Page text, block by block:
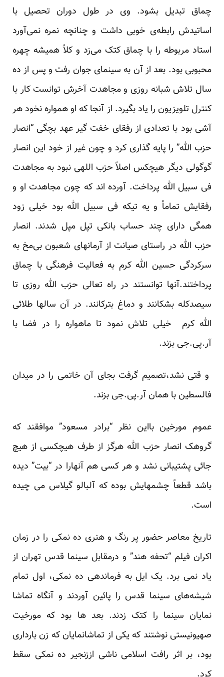
چماق تبدیل بشود. وی در طول دوران تحصیل با
اساتیدش رابطه‌ی خوبی داشت و چنانچه نمره نمی‌آورد
استاد مربوطه را با چماق کتک می‌زد و کلاً همیشه چهره
محبوبی بود. بعد از آن به سینمای جوان رفت و پس از ده
سال تلاش شبانه روزی و مجاهدت آخرش توانست کار با
کنترل تلویزیون را یاد بگیرد. از آنجا که او همواره نخود هر
آشی بود با تعدادی از رفقای خفت گیر عهد بچگی “انصار
حزب الله” را پایه گذاری کرد و چون غیر از خود این انصار
گوگولی دیگر هیچکس اصلاً حزب اللهی نبود به مجاهدت
فی سبیل الله پرداخت. آورده اند که چون مجاهدت او و
رفقایش تماماً و یه تیکه فی سبیل الله بود خیلی زود
همگی دارای چند حساب بانکی تپل مپل شدند. انصار
حزب الله در راستای صیانت از آرمانهای شعبون بی‌مخ به
سرکردگی حسین الله کرم به فعالیت فرهنگی با چماق
پرداختند.آنها توانستند در راه تعالی حزب الله روزی تا
سیصدکله بشکانند و دماغ بترکانند. در آن سالها طلائی
الله کرم خیلی تلاش نمود تا ماهواره را در فضا با
آر.پی.جی بزند.
و قتی نشد،تصمیم گرفت بجای آن خاتمی را در میدان
فالسطین با همان آر.پی.جی بزند.
عموم مورخین بااین نظر “برادر مسعود” موافقند که
گروهک انصار حزب الله هرگز از طرف هیچکسی از هیچ
جائی پشتیبانی نشد و هر کسی هم آنهارا در “بیت” دیده
باشد قطعاً چشمهایش بوده که آلبالو گیلاس می چیده
است.
تاریخ معاصر حضور پر رنگ و هنری ده نمکی را در زمان
اکران فیلم “تحفه هند” و درمقابل سینما قدس تهران از
یاد نمی برد. یک ایل به فرماندهی ده نمکی، اول تمام
شیشه‌های سینما قدس را پائین آوردند و آنگاه تماشا
نمایان سینما را کتک زدند. بعد ها بود که مورخیت
صهیونیستی نوشتند که یکی از تماشانمایان که زن بارداری
بود، بر اثر رافت اسلامی ناشی اززنجیر ده نمکی سقط